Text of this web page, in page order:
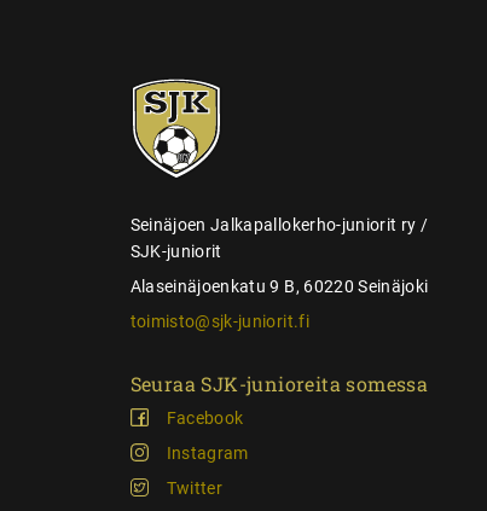
SJK-
juniorit
Seinäjoen Jalkapallokerho-juniorit ry /
SJK-juniorit
Alaseinäjoenkatu 9 B, 60220 Seinäjoki
toimisto@sjk-juniorit.fi
Seuraa SJK-junioreita somessa
Facebook
Instagram
Twitter